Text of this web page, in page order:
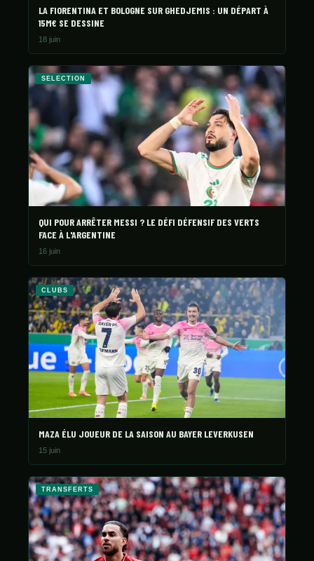
LA FIORENTINA ET BOLOGNE SUR GHEDJEMIS : UN DÉPART À
15M€ SE DESSINE
18 juin
SELECTION
QUI POUR ARRÊTER MESSI ? LE DÉFI DÉFENSIF DES VERTS
FACE À L'ARGENTINE
16 juin
CLUBS
MAZA ÉLU JOUEUR DE LA SAISON AU BAYER LEVERKUSEN
15 juin
TRANSFERTS